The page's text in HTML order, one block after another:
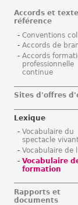
Accords et
référence
Conventions
Accords de
Accords
professionnelle
continue
Sites d'offres
Lexique
Vocabulaire du
spectacle
Vocabulaire de
Vocabulaire
formation
Rapports et
documents